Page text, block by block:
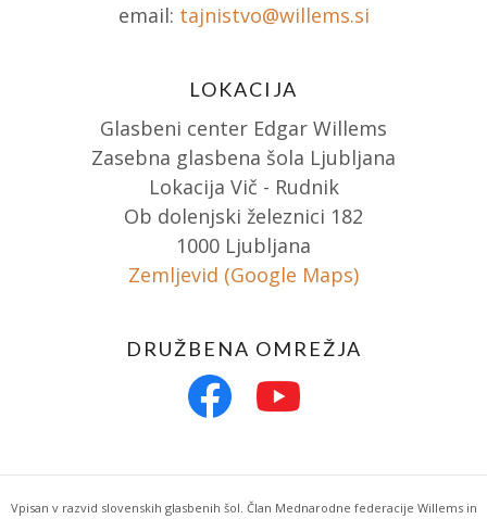
email: tajnistvo@willems.si
LOKACIJA
Glasbeni center Edgar Willems
Zasebna glasbena šola Ljubljana
Lokacija Vič - Rudnik
Ob dolenjski železnici 182
1000 Ljubljana
Zemljevid (Google Maps)
DRUŽBENA OMREŽJA
Vpisan v razvid slovenskih glasbenih šol. Član Mednarodne federacije Willems in